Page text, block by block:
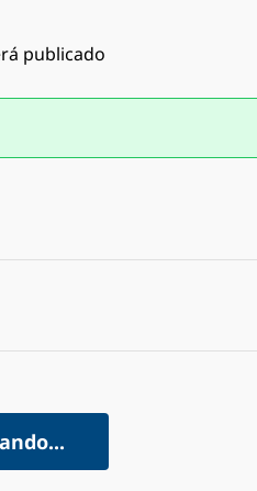
publicado